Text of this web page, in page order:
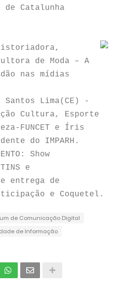
de Catalunha
de Moda – A
nas mídias
Santos Lima(CE) -
Cultura, Esporte
FUNCET e Íris
do IMPARH.
Show
e
e entrega de
e Coquetel.
de Comunicação Digital
de Informação